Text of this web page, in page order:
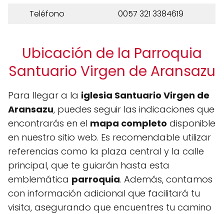
Teléfono
0057 321 3384619
Ubicación de la Parroquia
Santuario Virgen de Aransazu
Para llegar a la iglesia Santuario Virgen de
Aransazu, puedes seguir las indicaciones que
encontrarás en el mapa completo disponible
en nuestro sitio web. Es recomendable utilizar
referencias como la plaza central y la calle
principal, que te guiarán hasta esta
emblemática parroquia. Además, contamos
con información adicional que facilitará tu
visita, asegurando que encuentres tu camino